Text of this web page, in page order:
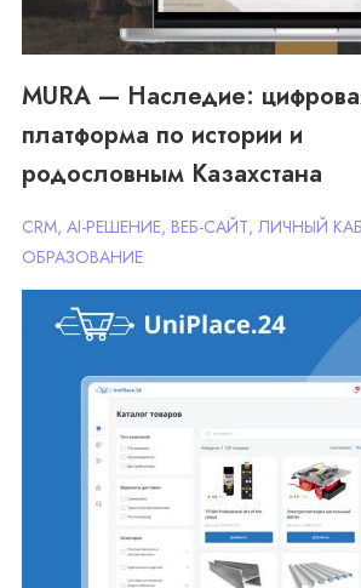
MURA — Наследие:
платформа по истории и
родословным Казахстана
CRM, AI-РЕШЕНИЕ, ВЕБ-САЙТ, ЛИЧНЫЙ
ОБРАЗОВАНИЕ
Uniplace24 — цифровая
строительными материалами
CRM, ERP, E-COMMERCE